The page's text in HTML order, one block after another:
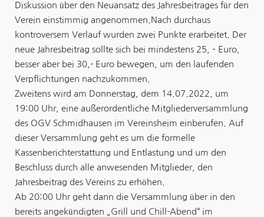
Diskussion über den Neuansatz des Jahresbeitrages für den
Verein einstimmig angenommen.Nach durchaus
kontroversem Verlauf wurden zwei Punkte erarbeitet. Der
neue Jahresbeitrag sollte sich bei mindestens 25­, – Euro,
besser aber bei 30,- Euro bewegen, um den laufenden
Verpflichtungen nachzukommen.
Zweitens wird am Donnerstag, dem 14.07.2022, um
19:00 Uhr, eine außerordentliche Mitgliederversammlung
des OGV Schmidhausen im Vereinsheim einberufen. Auf
dieser Versammlung geht es um die formelle
Kassenberichterstattung und Entlastung und um den
Beschluss durch alle anwesenden Mitglieder, den
Jahresbeitrag des Vereins zu erhöhen.
Ab 20:00 Uhr geht dann die Versammlung über in den
bereits angekündigten „Grill und Chill-Abend“ im